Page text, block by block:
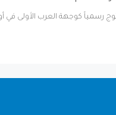
رسمياً كوجهة العرب الأولى في